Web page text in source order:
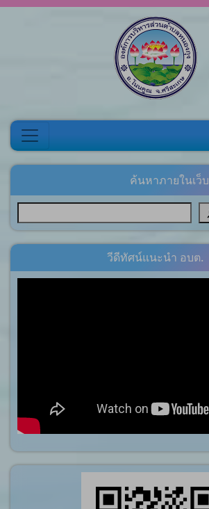
ค้นหาภายในเว็บ
วีดีทัศน์แนะนำ อบต.